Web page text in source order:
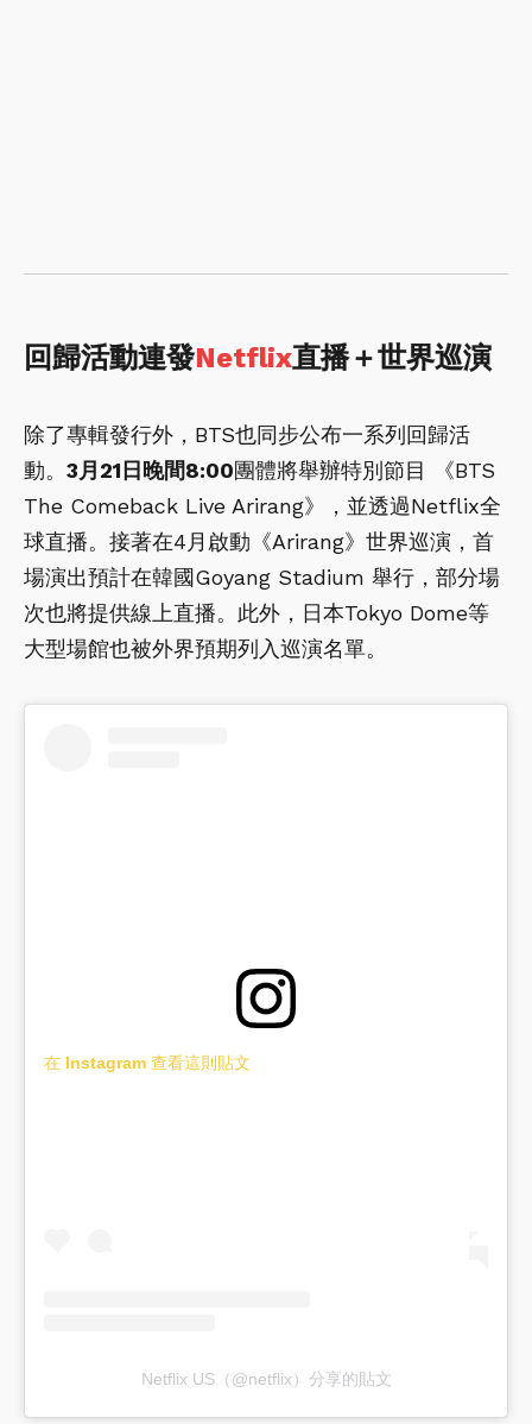
回歸活動連發Netflix直播＋世界巡演
除了專輯發行外，BTS也同步公布一系列回歸活
動。 3月21日晚間8:00團體將舉辦特別節目 《BTS
The Comeback Live Arirang》，並透過Netflix全
球直播。接著在4月啟動《Arirang》世界巡演，首
場演出預計在韓國Goyang Stadium 舉行，部分場
次也將提供線上直播。此外，日本Tokyo Dome等
大型場館也被外界預期列入巡演名單。
在 Instagram 查看這則貼文
Netflix US（@netflix）分享的貼文